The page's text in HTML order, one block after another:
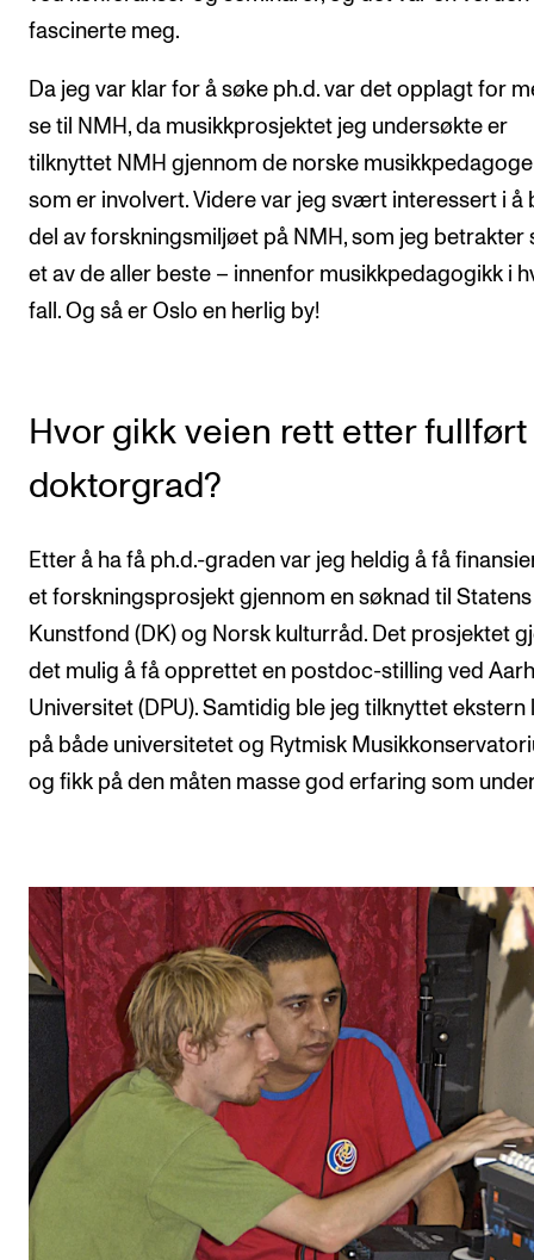
fascinerte meg.
Da jeg var klar for å søke ph.d. var det opplagt for
se til NMH, da musikkprosjektet jeg undersøkte er
tilknyttet NMH gjennom de norske
som er involvert. Videre var jeg svært interessert i å
del av forskningsmiljøet på NMH, som jeg betrakter
et av de aller beste – innenfor musikkpedagogikk i
fall. Og så er Oslo en herlig by!
Hvor gikk veien rett etter fullført
doktorgrad?
Etter å ha få ph.d.-graden var jeg heldig å få
et forskningsprosjekt gjennom en søknad til Statens
Kunstfond (DK) og Norsk kulturråd. Det prosjektet
det mulig å få opprettet en postdoc-stilling ved
Universitet (DPU). Samtidig ble jeg tilknyttet ekstern
på både universitetet og Rytmisk
og fikk på den måten masse god erfaring som